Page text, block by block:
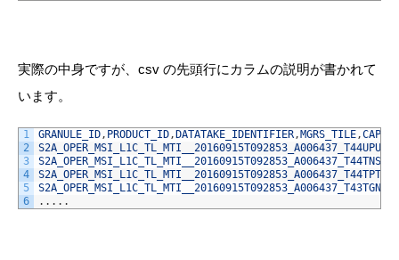
実際の中身ですが、csv の先頭行にカラムの説明が書かれて
います。
1
2
3
4
5
6
GRANULE_ID , PRODUCT_ID ,DATATAKE_IDENTIFIER ,MGRS_TILE ,
. . . . .